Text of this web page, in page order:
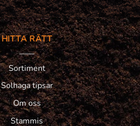
HITTA RÄTT
Sortiment
Solhaga tipsar
Om oss
Stammis